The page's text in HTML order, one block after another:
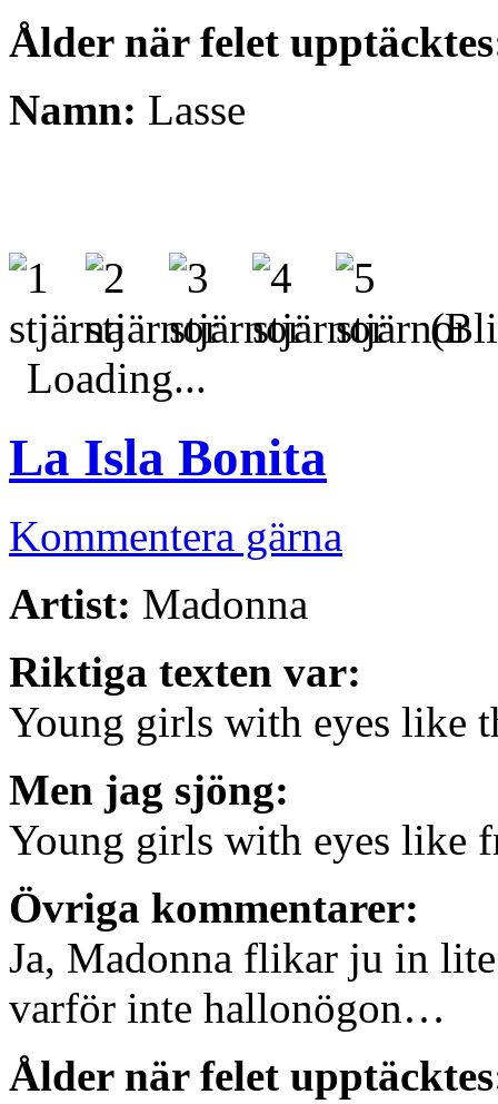
Ålder när felet
Namn: Lasse
(Bli
Loading...
La Isla Bonita
Kommentera gärna
Artist: Madonna
Riktiga texten var:
Young girls with eyes like
Men jag sjöng:
Young girls with eyes like
Övriga kommentarer:
Ja, Madonna flikar ju in
varför inte hallonögon…
Ålder när felet